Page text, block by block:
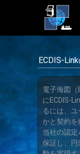
ECDIS-
電子海図（
にECDIS-
るには、
かと契約を
当社の認
保証し、円